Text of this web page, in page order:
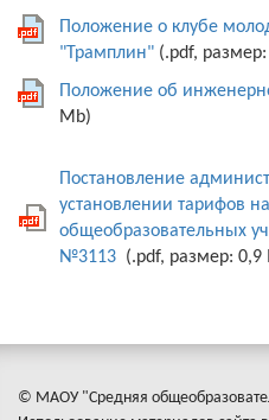
Положение о клубе
"Трамплин" (.pdf,
Положение об
Mb)
Постановление
установлении тарифов
общеобразовательных
№3113 (.pdf, размер: 0,9
© МАОУ "Средняя